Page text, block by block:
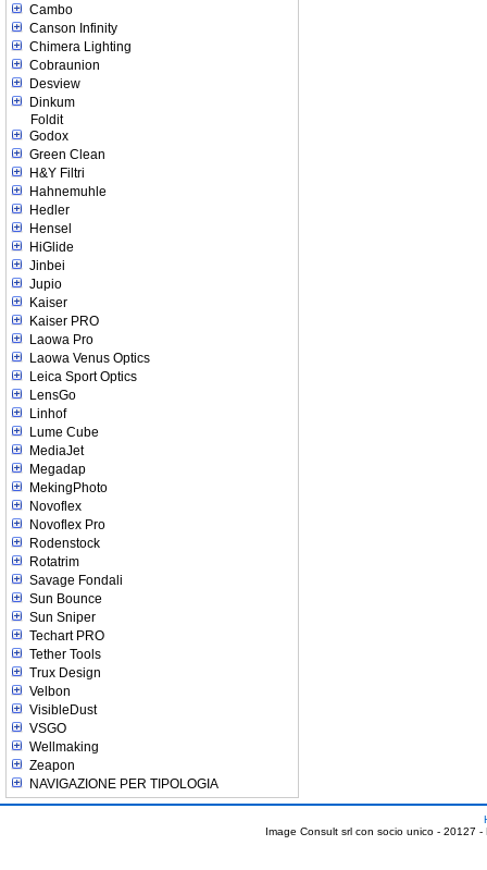
Cambo
Canson Infinity
Chimera Lighting
Cobraunion
Desview
Dinkum
Foldit
Godox
Green Clean
H&Y Filtri
Hahnemuhle
Hedler
Hensel
HiGlide
Jinbei
Jupio
Kaiser
Kaiser PRO
Laowa Pro
Laowa Venus Optics
Leica Sport Optics
LensGo
Linhof
Lume Cube
MediaJet
Megadap
MekingPhoto
Novoflex
Novoflex Pro
Rodenstock
Rotatrim
Savage Fondali
Sun Bounce
Sun Sniper
Techart PRO
Tether Tools
Trux Design
Velbon
VisibleDust
VSGO
Wellmaking
Zeapon
NAVIGAZIONE PER TIPOLOGIA
Image Consult srl con socio unico - 20127